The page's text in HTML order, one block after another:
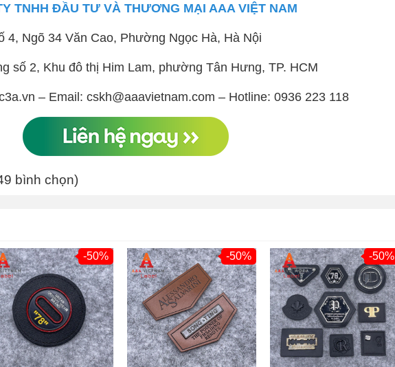
TNHH ĐẦU TƯ VÀ THƯƠNG MẠI AAA VIỆT NAM
4, Ngõ 34 Văn Cao, Phường Ngọc Hà, Hà Nội
số 2, Khu đô thị Him Lam, phường Tân Hưng, TP. HCM
– Email: cskh@aaavietnam.com – Hotline: 0936 223 118
bình chọn)
-50% -50% -50%